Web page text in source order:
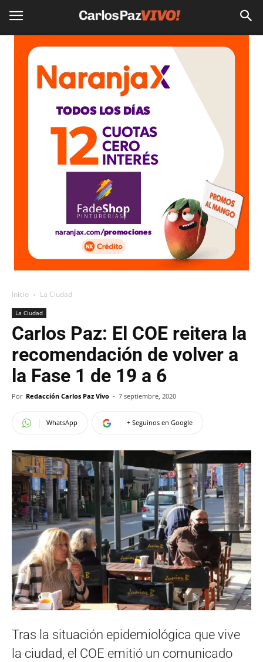
Inicio La Ciudad
La Ciudad
Carlos Paz: El COE reitera la
recomendación de volver a
la Fase 1 de 19 a 6
Por Redacción Carlos Paz Vivo - 7 septiembre, 2020
WhatsApp + Seguinos en Google
Tras la situación epidemiológica que vive
la ciudad, el COE emitió un comunicado